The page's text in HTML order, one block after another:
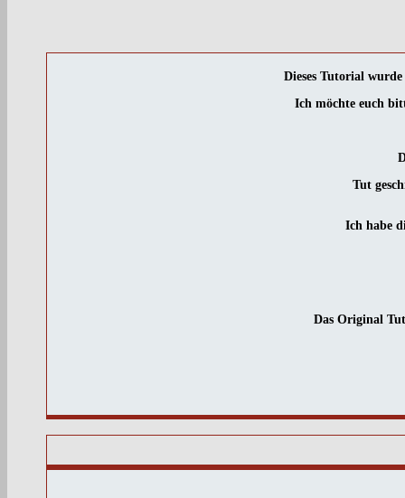
Dieses Tutorial
Ich möchte euch
Tut
Ich habe
Das Original